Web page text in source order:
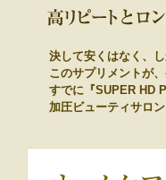
高リピートとロング
決して安くはなく、
このサプリメントが
すでに『SUPER HD
加圧ビューティサロ